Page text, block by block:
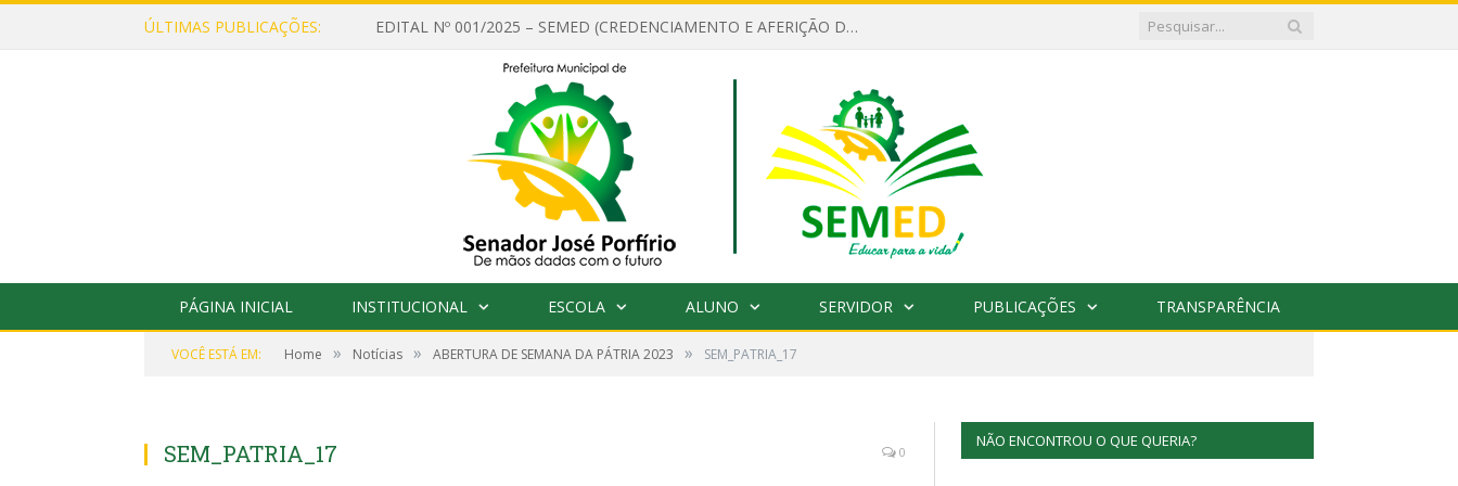
ÚLTIMAS PUBLICAÇÕES: EDITAL Nº 001/2025 – SEMED (CREDENCIAMENTO E AFERIÇÃO DE CRITÉRIOS TÉCNICOS DE MÉRITO E DESEMPENHO PARA PROVIMENTO DO CARGO OU FUNÇÃO DE GESTOR ESCOLAR DAS UNIDADES DE ENSINO DA REDE MUNICIPAL DE SENADOR JO)
PÁGINA INICIAL INSTITUCIONAL ESCOLA ALUNO SERVIDOR PUBLICAÇÕES TRANSPARÊNCIA
VOCÊ ESTÁ EM: Home » Notícias » ABERTURA DE SEMANA DA PÁTRIA 2023 » SEM_PATRIA_17
SEM_PATRIA_17 0
NÃO ENCONTROU O QUE QUERIA?